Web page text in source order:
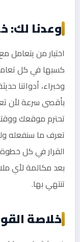
وعدنا
اختيار من يتعامل
كسبها في كل تعامل
وخبراء، أدواتنا
بأقصى سرعة لأن
تحترم موقعك
تعرف ما سنفعله
القرار في كل
بعد مكالمة لأي
تنتهي بها.
خلاصة